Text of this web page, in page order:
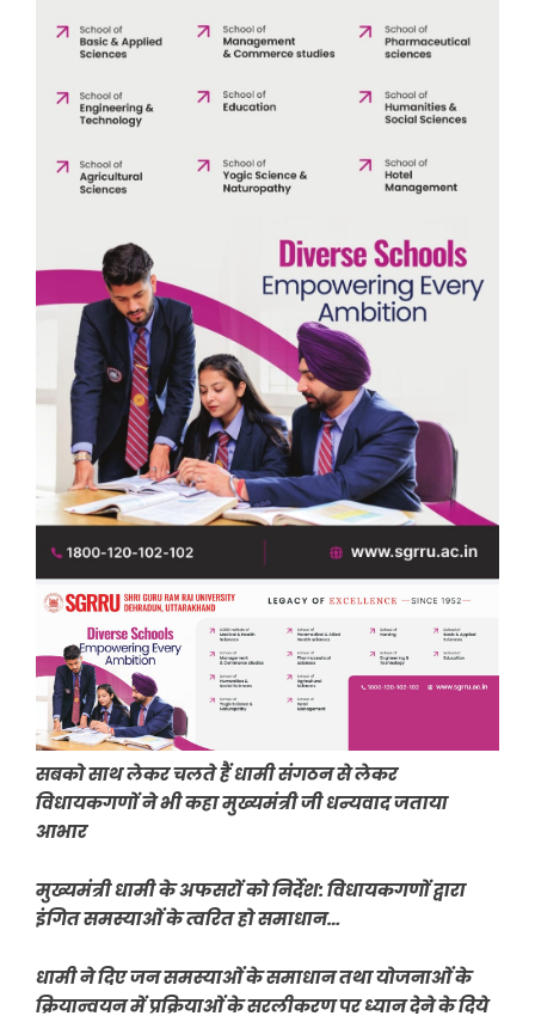
सबको साथ लेकर चलते हैं धामी संगठन से लेकर
विधायकगणों ने भी कहा मुख्यमंत्री जी धन्यवाद जताया
आभार
मुख्यमंत्री धामी के अफसरों को निर्देश: विधायकगणों द्वारा
इंगित समस्याओं के त्वरित हो समाधान…
धामी ने दिए जन समस्याओं के समाधान तथा योजनाओं के
क्रियान्वयन में प्रक्रियाओं के सरलीकरण पर ध्यान देने के दिये